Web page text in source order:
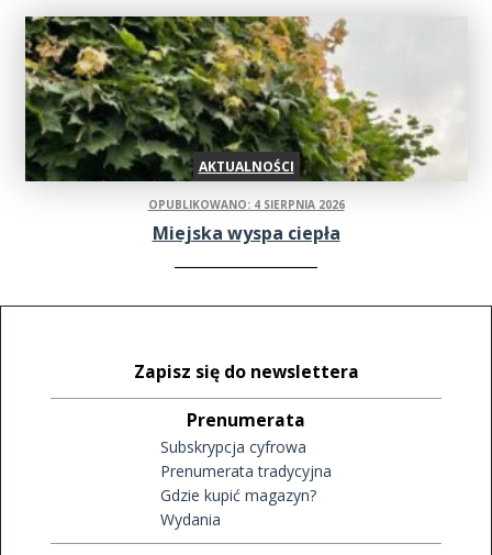
AKTUALNOŚCI
OPUBLIKOWANO: 4 SIERPNIA 2026
Miejska wyspa ciepła
Zapisz się do newslettera
Prenumerata
Subskrypcja cyfrowa
Prenumerata tradycyjna
Gdzie kupić magazyn?
Wydania